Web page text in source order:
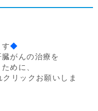
す◆
がんの治療を
めに、
リックお願いしま